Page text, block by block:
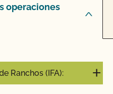
operaciones
Ranchos (IFA):